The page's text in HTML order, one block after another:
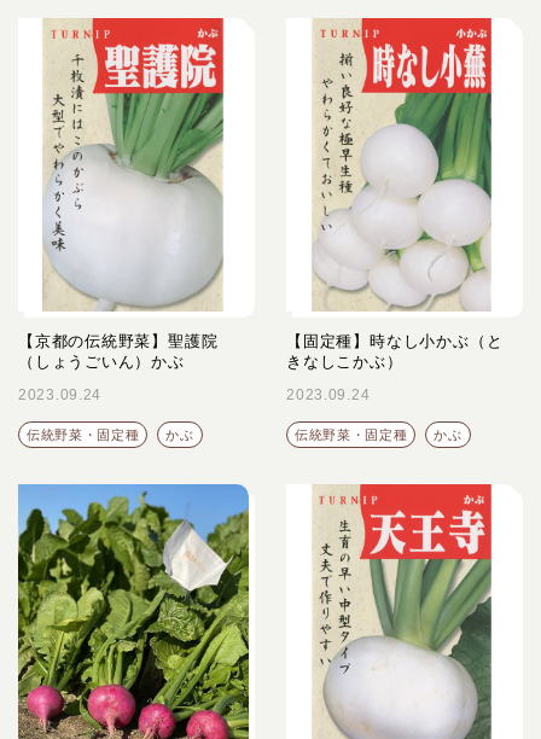
【京都の伝統野菜】聖護院
（しょうごいん）かぶ
2023.09.24
伝統野菜・固定種 かぶ
【固定種】時なし小かぶ（と
きなしこかぶ）
2023.09.24
伝統野菜・固定種 かぶ